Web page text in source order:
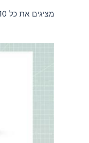
מציגים את כל ⁦10⁩ התוצאות